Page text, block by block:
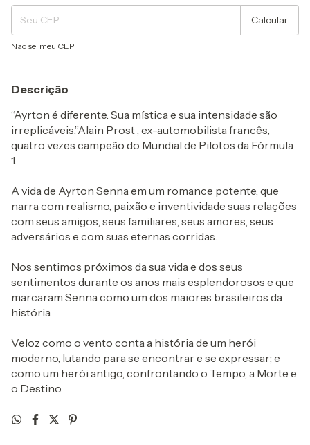
Calcular
Não sei meu CEP
Descrição
“Ayrton é diferente. Sua mística e sua intensidade são
irreplicáveis.”Alain Prost , ex-automobilista francês,
quatro vezes campeão do Mundial de Pilotos da Fórmula
1.
A vida de Ayrton Senna em um romance potente, que
narra com realismo, paixão e inventividade suas relações
com seus amigos, seus familiares, seus amores, seus
adversários e com suas eternas corridas.
Nos sentimos próximos da sua vida e dos seus
sentimentos durante os anos mais esplendorosos e que
marcaram Senna como um dos maiores brasileiros da
história.
Veloz como o vento conta a história de um herói
moderno, lutando para se encontrar e se expressar; e
como um herói antigo, confrontando o Tempo, a Morte e
o Destino.